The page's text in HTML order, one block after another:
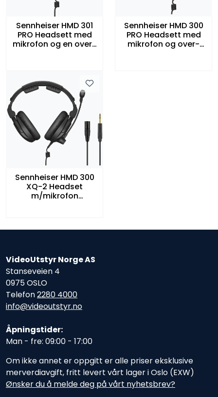
Sennheiser HMD 301
PRO Headsett med
mikrofon og en over-
Sennheiser HMD 300
PRO Headsett med
mikrofon og over-
Sennheiser HMD 300
XQ-2 Headset
m/mikrofon
VideoUtstyr Norge AS
Stanseveien 4
0975 OSLO
Telefon2280 4000
info@videoutstyr.no
Åpningstider:
Man - fre: 09:00 - 17:00
Om ikke annet er oppgitt er alle priser eksklusive
merverdiavgift, fritt levert vårt lager i Oslo (EXW)
Ønsker du å melde deg på vårt nyhetsbrev?